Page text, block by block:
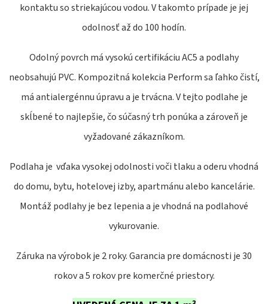
kontaktu so striekajúcou vodou. V takomto prípade je jej
odolnosť až do 100 hodín.
Odolný povrch má vysokú certifikáciu AC5 a podlahy
neobsahujú PVC. Kompozitná kolekcia Perform sa ľahko čistí,
má antialergénnu úpravu a je trvácna. V tejto podlahe je
skĺbené to najlepšie, čo súčasný trh ponúka a zároveň je
vyžadované zákazníkom.
Podlaha je vďaka vysokej odolnosti voči tlaku a oderu vhodná
do domu, bytu, hotelovej izby, apartmánu alebo kancelárie.
Montáž podlahy je bez lepenia a je vhodná na podlahové
vykurovanie.
Záruka na výrobok je 2 roky. Garancia pre domácnosti je 30
rokov a 5 rokov pre komerčné priestory.
Ť
HĽADAŤ